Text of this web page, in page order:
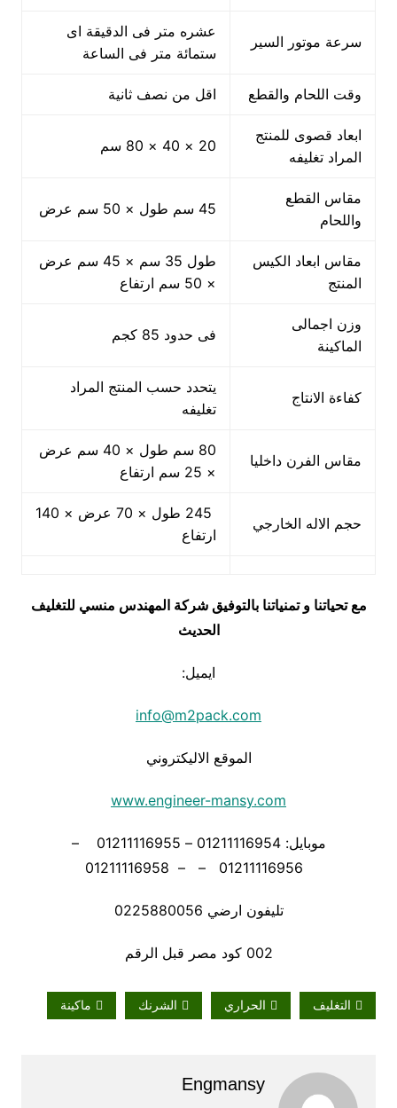
سرعة موتور السير
عشره متر فى الدقيقة اى
ستمائة متر فى الساعة
وقت اللحام والقطع اقل من نصف ثانية
ابعاد قصوى للمنتج
المراد تغليفه
20 × 40 × 80 سم
مقاس القطع
واللحام
45 سم طول × 50 سم عرض
مقاس ابعاد الكيس
المنتج
طول 35 سم × 45 سم عرض
× 50 سم ارتفاع
وزن اجمالى
الماكينة
فى حدود 85 كجم
كفاءة الانتاج
يتحدد حسب المنتج المراد
تغليفه
مقاس الفرن داخليا
80 سم طول × 40 سم عرض
× 25 سم ارتفاع
حجم الاله الخارجي
245 طول × 70 عرض × 140
ارتفاع
مع تحياتنا و تمنياتنا بالتوفيق شركة المهندس منسي للتغليف
الحديث
ايميل:
info@m2pack.com
الموقع الاليكتروني
www.engineer-mansy.com
موبايل: 01211116954 – 01211116955 –
تليفون ارضي 0225880056
002 كود مصر قبل الرقم
التغليف الحراري الشرنك ماكينة
Engmansy